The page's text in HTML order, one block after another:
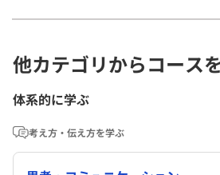
他カテゴリからコース
体系的に学ぶ
考え方・伝え方を学ぶ